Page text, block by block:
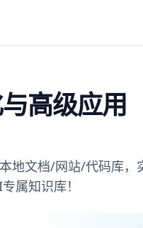
高级应用
地文档/网站/代码库，
属知识库！